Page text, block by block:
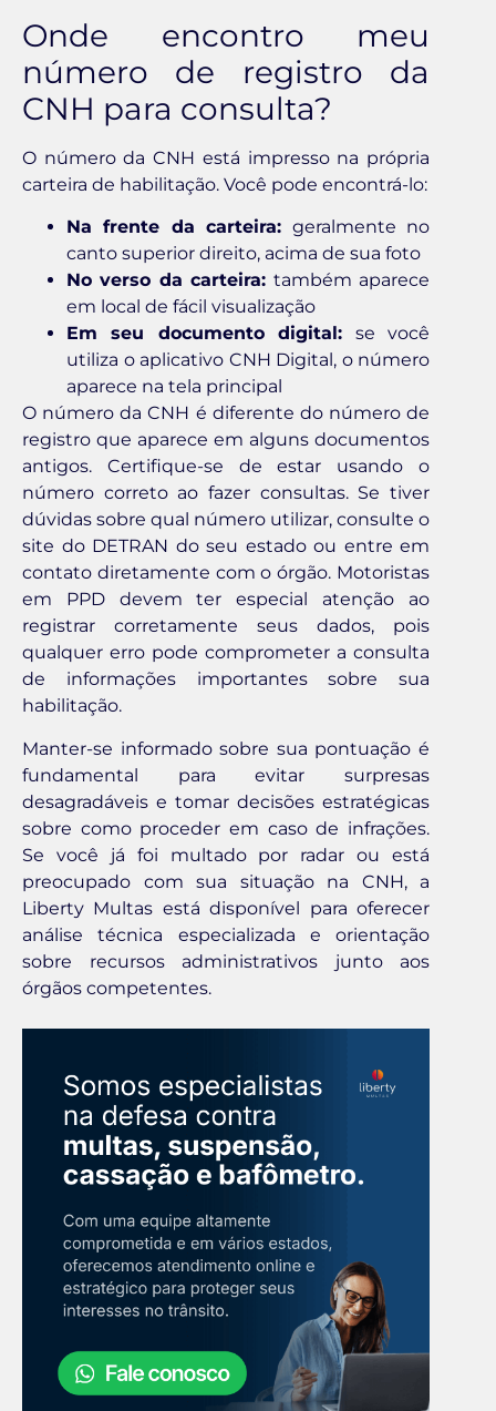
Onde encontro meu
número de registro da
CNH para consulta?
O número da CNH está impresso na própria
carteira de habilitação. Você pode encontrá-lo:
Na frente da carteira: geralmente no
canto superior direito, acima de sua foto
No verso da carteira: também aparece
em local de fácil visualização
Em seu documento digital: se você
utiliza o aplicativo CNH Digital, o número
aparece na tela principal
O número da CNH é diferente do número de
registro que aparece em alguns documentos
antigos. Certifique-se de estar usando o
número correto ao fazer consultas. Se tiver
dúvidas sobre qual número utilizar, consulte o
site do DETRAN do seu estado ou entre em
contato diretamente com o órgão. Motoristas
em PPD devem ter especial atenção ao
registrar corretamente seus dados, pois
qualquer erro pode comprometer a consulta
de informações importantes sobre sua
habilitação.
Manter-se informado sobre sua pontuação é
fundamental para evitar surpresas
desagradáveis e tomar decisões estratégicas
sobre como proceder em caso de infrações.
Se você já foi multado por radar ou está
preocupado com sua situação na CNH, a
Liberty Multas está disponível para oferecer
análise técnica especializada e orientação
sobre recursos administrativos junto aos
órgãos competentes.